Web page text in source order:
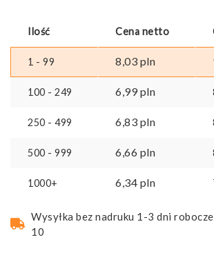
Ilość Cena netto
1 - 99 8,03 pln
100 - 249 6,99pln
250 - 499 6,83 pln
500 - 999 6,66 pln
1000+ 6,34 pln
Wysyłka bez nadruku 1-3 dni
10